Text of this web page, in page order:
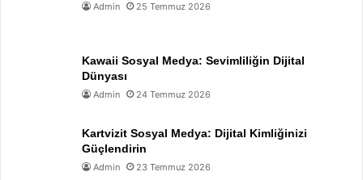
Admin 25 Temmuz 2026
Kawaii Sosyal Medya: Sevimliliğin Dijital
Dünyası
Admin 24 Temmuz 2026
Kartvizit Sosyal Medya: Dijital Kimliğinizi
Güçlendirin
Admin 23 Temmuz 2026